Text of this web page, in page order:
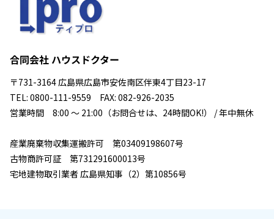
合同会社 ハウスドクター
〒731-3164 広島県広島市安佐南区伴東4丁目23-17
TEL: 0800-111-9559 FAX: 082-926-2035
営業時間 8:00 ～ 21:00（お問合せは、24時間OK!） / 年中無休
産業廃棄物収集運搬許可 第03409198607号
古物商許可証 第731291600013号
宅地建物取引業者 広島県知事（2）第10856号